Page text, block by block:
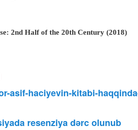
2nd Half of the 20th Century (2018)
asif-haciyevin-kitabi-
resenziya dərc olunub